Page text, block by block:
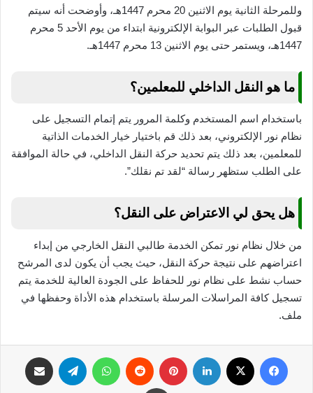
وللمرحلة الثانية يوم الاثنين 20 محرم 1447هـ، وأوضحت أنه سيتم
قبول الطلبات عبر البوابة الإلكترونية ابتداء من يوم الأحد 5 محرم
1447هـ، ويستمر حتى يوم الاثنين 13 محرم 1447هـ.
ما هو النقل الداخلي للمعلمين؟
باستخدام اسم المستخدم وكلمة المرور يتم إتمام التسجيل على
نظام نور الإلكتروني، بعد ذلك قم باختيار خيار الخدمات الذاتية
للمعلمين، بعد ذلك يتم تحديد حركة النقل الداخلي، في حالة الموافقة
على الطلب ستظهر رسالة “لقد تم نقلك”.
هل يحق لي الاعتراض على النقل؟
من خلال نظام نور تمكن الخدمة طالبي النقل الخارجي من إبداء
اعتراضهم على نتيجة حركة النقل، حيث يجب أن يكون لدى المرشح
حساب نشط على نظام نور للحفاظ على الجودة العالية للخدمة يتم
تسجيل كافة المراسلات المرسلة باستخدام هذه الأداة وحفظها في
ملف.
فيسبوك لينكدإن بينتيريست واتساب تيلقرام
طباعة